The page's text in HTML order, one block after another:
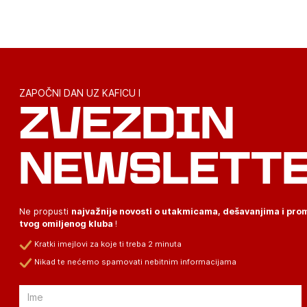
ZAPOČNI DAN UZ KAFICU I
ZVEZDIN
Ne propusti najvažnije novosti o utakmicama, dešavanjima i
tvog omiljenog kluba !
Kratki imejlovi za koje ti treba 2 minuta
Nikad te nećemo spamovati nebitnim informacijama
Email